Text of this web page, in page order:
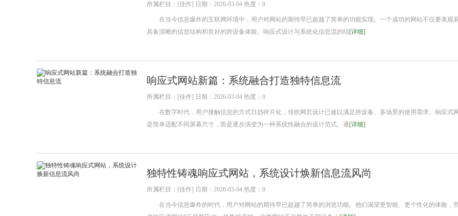
所属栏目：[佳作] 日期：2026-03-04 热度：0
在当今信息爆炸的互联网环境中，用户对网站的期待早已超越了简单的功能实现。一个成功的网站不仅要美观
具备清晰的信息结构和良好的跨设备体验。响应式设计与系统化信息流的结[详细]
响应式网站新篇：系统融合打造独特信息流
所属栏目：[佳作] 日期：2026-03-04 热度：0
在数字时代，用户接触信息的方式日趋碎片化，传统网页设计已难以满足跨设备、多场景的使用需求。响应式
是简单适配不同屏幕尺寸，而是逐步演变为一种系统性融合的设计范式。通[详细]
独特性铸魂响应式网站，系统设计焕新信息流风尚
所属栏目：[佳作] 日期：2026-03-04 热度：0
在当今信息爆炸的时代，用户对网站的期待早已超越了简单的浏览功能。他们渴望更智能、更个性化的体验，